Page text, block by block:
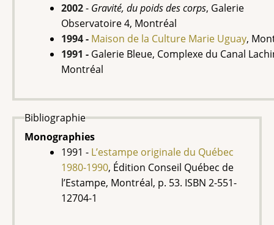
2002- Gravité, du poids des corps, Galerie
Observatoire 4, Montréal
1994 - Maison de la Culture Marie Uguay,
1991 - Galerie Bleue, Complexe du Canal
Montréal
Bibliographie
Monographies
1991 - L’estampe originale du Québec
1980-1990, Édition Conseil Québec de
l’Estampe, Montréal, p. 53. ISBN 2-551-
12704-1